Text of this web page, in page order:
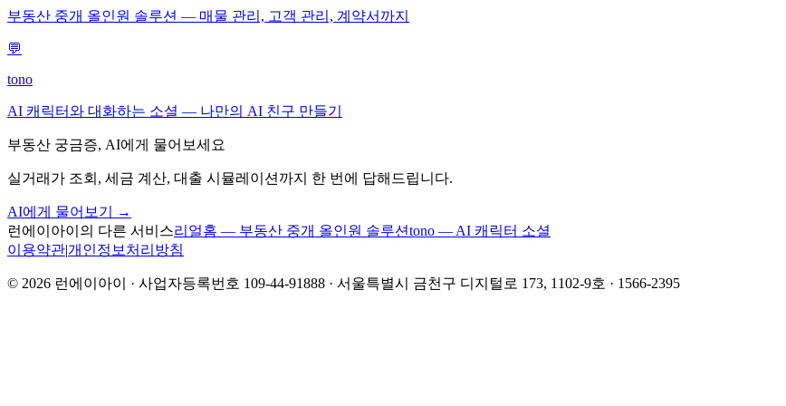
부동산 중개 올인원 솔루션 — 매물 관리, 고객 관리, 계약서까지
💬
tono
AI 캐릭터와 대화하는 소셜 — 나만의 AI 친구 만들기
부동산 궁금증, AI에게 물어보세요
실거래가 조회, 세금 계산, 대출 시뮬레이션까지 한 번에 답해드립니다.
AI에게 물어보기 →
런에이아이의 다른 서비스리얼홈 — 부동산 중개 올인원 솔루션tono — AI 캐릭터 소셜
이용약관|개인정보처리방침
© 2026 런에이아이 · 사업자등록번호 109-44-91888 · 서울특별시 금천구 디지털로 173, 1102-9호 · 1566-2395